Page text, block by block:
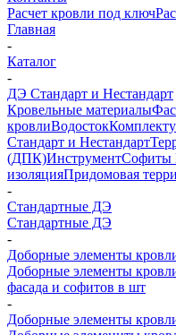
Расчет кровли под ключ
Главная
-
Каталог
-
ДЭ Стандарт и Нестандарт
Кровельные материалы
кровлиВодосток
Стандарт и Нестандарт
(ДПК)ИнструментСофиты
изоляцияПридомовая
-
Стандартные ДЭ
Стандартные ДЭ
-
Доборные элементы
Доборные элементы
фасада и софитов в шт
-
Доборные элементы